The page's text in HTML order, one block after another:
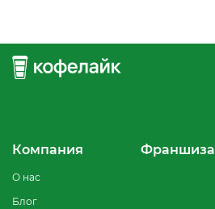
Компания
О нас
Блог
Франшиза